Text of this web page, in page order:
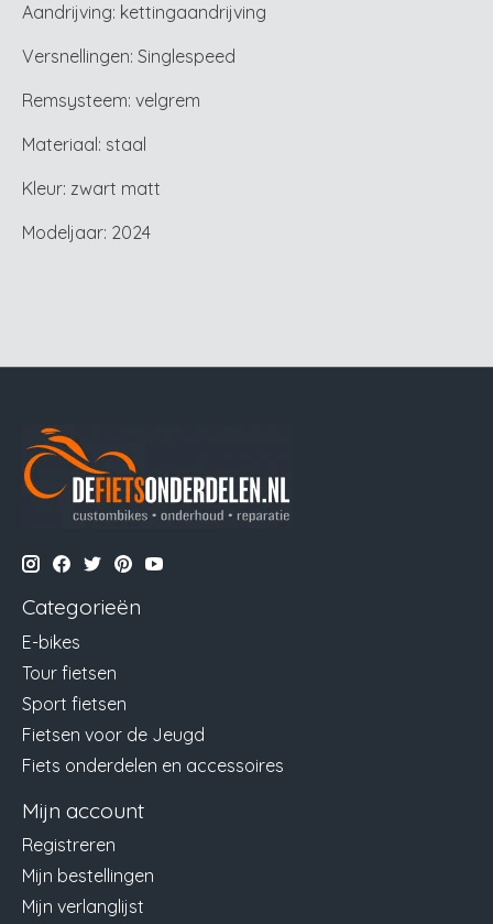
Aandrijving: kettingaandrijving
Versnellingen: Singlespeed
Remsysteem: velgrem
Materiaal: staal
Kleur: zwart matt
Modeljaar: 2024
Categorieën
E-bikes
Tour fietsen
Sport fietsen
Fietsen voor de Jeugd
Fiets onderdelen en accessoires
Mijn account
Registreren
Mijn bestellingen
Mijn verlanglijst